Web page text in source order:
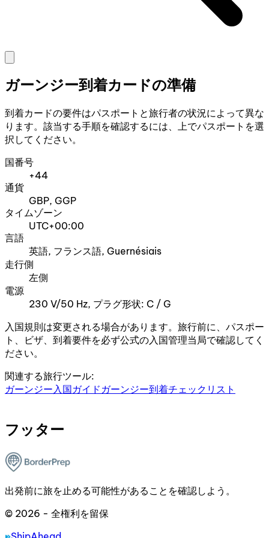
ガーンジー到着カードの準備
到着カードの要件はパスポートと旅行者の状況によって異な
ります。該当する手順を確認するには、上でパスポートを選
択してください。
国番号
+44
通貨
GBP, GGP
タイムゾーン
UTC+00:00
言語
英語, フランス語, Guernésiais
走行側
左側
電源
230 V/50 Hz, プラグ形状: C / G
入国規則は変更される場合があります。旅行前に、パスポー
ト、ビザ、到着要件を必ず公式の入国管理当局で確認してく
ださい。
関連する旅行ツール:
ガーンジー入国ガイド ガーンジー到着チェックリスト
フッター
出発前に旅を止める可能性があることを確認しよう。
© 2026 - 全権利を留保